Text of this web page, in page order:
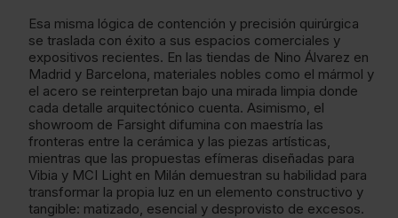
Esa misma lógica de contención y precisión quirúrgica
se traslada con éxito a sus espacios comerciales y
expositivos recientes. En las tiendas de Nino Álvarez en
Madrid y Barcelona, materiales nobles como el mármol y
el acero se reinterpretan bajo una mirada limpia donde
cada detalle arquitectónico cuenta. Asimismo, el
showroom de Farsight difumina con maestría las
fronteras entre la cerámica y las piezas artísticas,
mientras que las propuestas efímeras diseñadas para
Vibia y MCI Light en Milán demuestran su habilidad para
transformar la propia luz en un elemento constructivo y
tangible: matizado, esencial y desprovisto de excesos.